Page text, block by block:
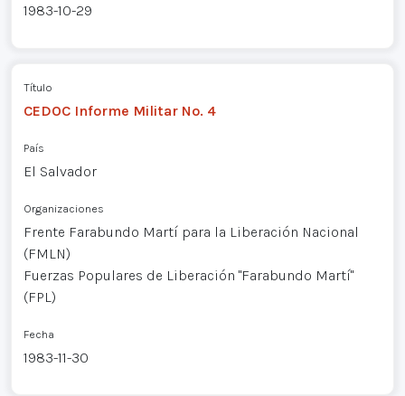
1983-10-29
Título
CEDOC Informe Militar No. 4
País
El Salvador
Organizaciones
Frente Farabundo Martí para la Liberación Nacional
(FMLN)
Fuerzas Populares de Liberación "Farabundo Martí"
(FPL)
Fecha
1983-11-30